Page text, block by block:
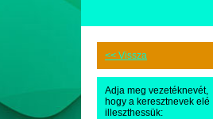
<< Vissza
Adja meg vezetéknevét,
hogy a keresztnevek elé
illeszthessük: